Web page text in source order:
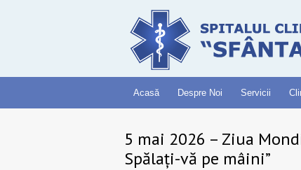
Acasă Despre Noi Servicii
5 mai 2026 – Ziua
Spălați-vă pe mâini”